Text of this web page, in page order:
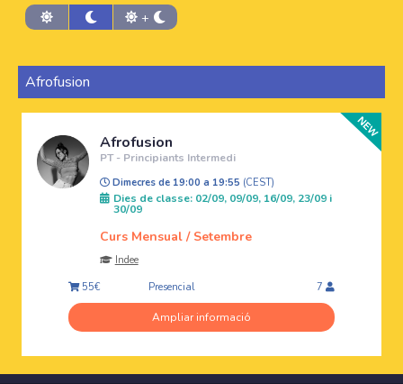
+
Afrofusion
Afrofusion
PT - Principiants Intermedi
Dimecres de 19:00 a 19:55 (CEST)
Dies de classe: 02/09, 09/09, 16/09, 23/09 i
30/09
Curs Mensual / Setembre
Indee
55€
Presencial 7
Ampliar informació